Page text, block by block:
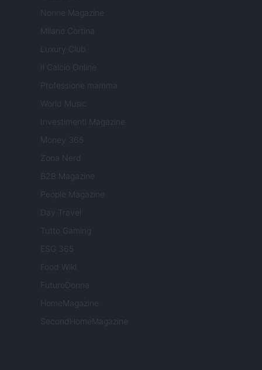
Nonne Magazine
Milano Cortina
Luxury Club
Il Calcio Online
Professione mamma
World Music
Investimenti Magazine
Money 365
Zona Nerd
B2B Magazine
People Magazine
Day Travel
Tutto Gaming
ESG 365
Food Wiki
FuturoDonna
HomeMagazine
SecondHomeMagazine